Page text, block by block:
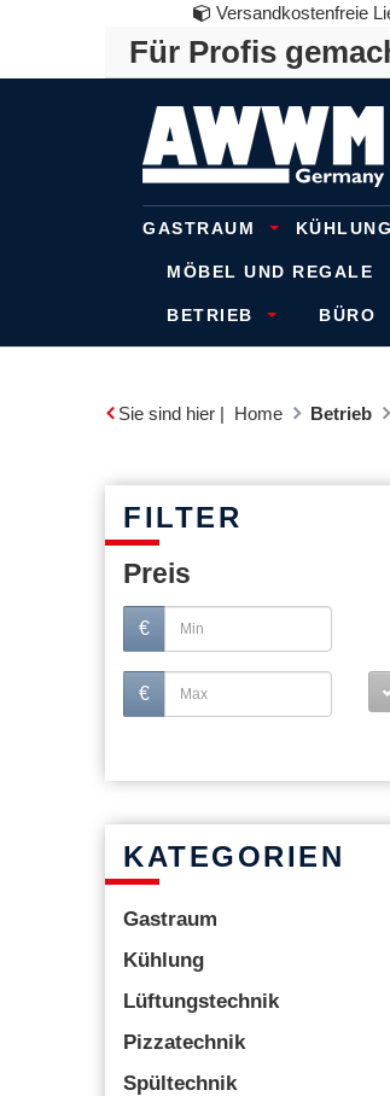
Versandkostenfreie
Für Profis
GASTRAUM KÜHLUNG
MÖBEL UND REGALE
BETRIEB BÜRO
Sie sind hier | Home Betrieb
FILTER
Preis
€
€
KATEGORIEN
Gastraum
Kühlung
Lüftungstechnik
Pizzatechnik
Spültechnik